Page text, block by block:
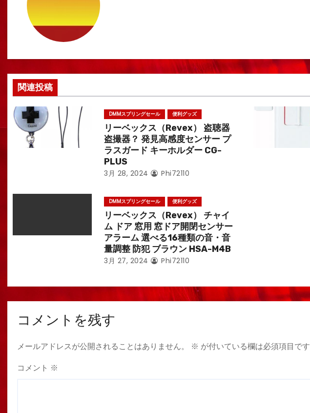
ー
ン
関連投稿
DMMスプリングセール 便利グッズ
リーベックス（Revex） 盗聴器
盗撮器？ 発見高感度センサー プ
ラスガード キーホルダー CG-
PLUS
3月 28, 2024 Phi72110
DMMスプリングセール 便利グッズ
リーベックス（Revex） チャイ
ム ドア 窓用 窓ドア開閉センサー
アラーム 選べる16種類の音・音
量調整 防犯 ブラウン HSA-M4B
3月 27, 2024 Phi72110
コメントを残す
メールアドレスが公開されることはありません。 ※ が付いている欄は必須項目です
コメント ※